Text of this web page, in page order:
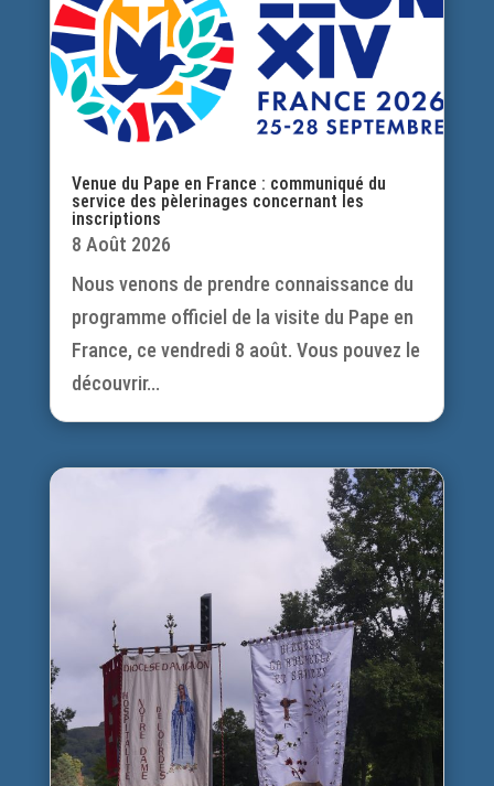
Venue du Pape en France : communiqué du
service des pèlerinages concernant les
inscriptions
8 Août 2026
Nous venons de prendre connaissance du
programme officiel de la visite du Pape en
France, ce vendredi 8 août. Vous pouvez le
découvrir...